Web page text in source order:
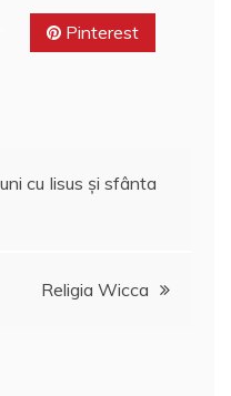
Pinterest
cu Iisus şi sfânta
Religia Wicca